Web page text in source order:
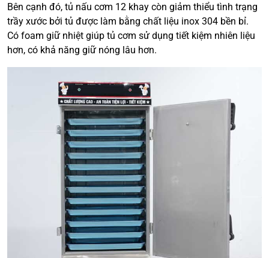
Bên cạnh đó, tủ nấu cơm 12 khay còn giảm thiểu tình trạng
trầy xước bởi tủ được làm bằng chất liệu inox 304 bền bỉ.
Có foam giữ nhiệt giúp tủ cơm sử dụng tiết kiệm nhiên liệu
hơn, có khả năng giữ nóng lâu hơn.